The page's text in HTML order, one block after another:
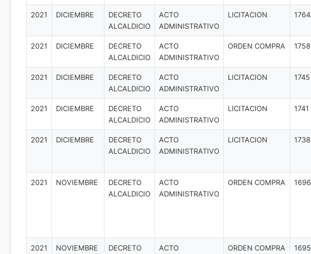
2021 DICIEMBRE
DECRETO
ALCALDICIO
ACTO
ADMINISTRATIVO
LICITACION 1764
2021 DICIEMBRE
DECRETO
ALCALDICIO
ACTO
ADMINISTRATIVO
ORDEN COMPRA 1758
2021 DICIEMBRE
DECRETO
ALCALDICIO
ACTO
ADMINISTRATIVO
LICITACION 1745
2021 DICIEMBRE
DECRETO
ALCALDICIO
ACTO
ADMINISTRATIVO
LICITACION 1741
2021 DICIEMBRE
DECRETO
ALCALDICIO
ACTO
ADMINISTRATIVO
LICITACION 1738
2021 NOVIEMBRE
DECRETO
ALCALDICIO
ACTO
ADMINISTRATIVO
ORDEN COMPRA 1696
2021 NOVIEMBRE
DECRETO
ACTO
ORDEN COMPRA 1695